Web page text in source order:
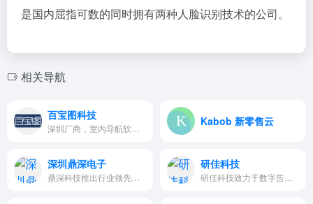
是国内屈指可数的同时拥有两种人脸识别技术的公司。
相关导航
百宝图科技 Kabob 新零售云
深圳鼎深电子 研佳科技